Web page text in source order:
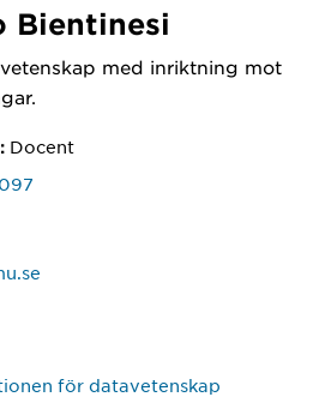
Bientinesi
med inriktning mot
Docent
för datavetenskap